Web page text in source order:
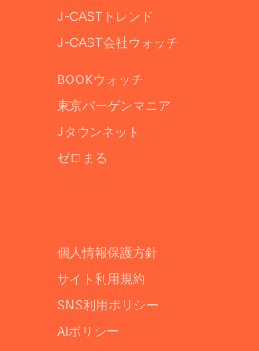
J-CASTトレンド
J-CAST会社ウォッチ
BOOKウォッチ
東京バーゲンマニア
Jタウンネット
ゼロまる
個人情報保護方針
サイト利用規約
SNS利用ポリシー
AIポリシー